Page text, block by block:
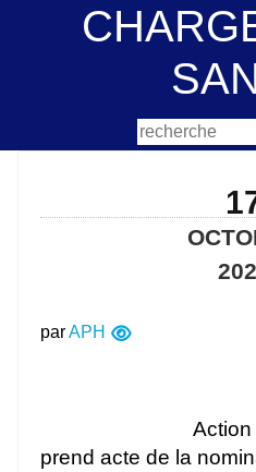
parAPH
Action
prend acte de la